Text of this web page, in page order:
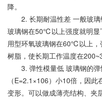
降。
2. 长期耐温性差 一般玻璃
玻璃钢在50℃以上强度就明
用型环氧玻璃钢在60℃以上，
树脂，使长期工作温度在
3. 弹性模量低 玻璃钢的弹
（E=2.1×106）小10倍，因
变形。可以做成薄壳结构、夹